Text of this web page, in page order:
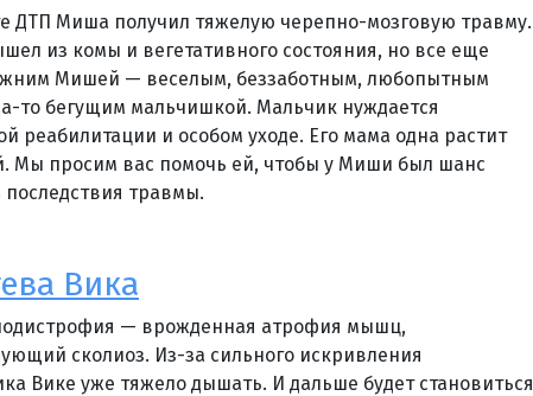
ДТП Миша получил тяжелую черепно-мозговую травму.
из комы и вегетативного состояния, но все еще
Мишей — веселым, беззаботным, любопытным
то бегущим мальчишкой. Мальчик нуждается
реабилитации и особом уходе. Его мама одна растит
Мы просим вас помочь ей, чтобы у Миши был шанс
последствия травмы.
Вика
— врожденная атрофия мышц,
сколиоз. Из-за сильного искривления
Вике уже тяжело дышать. И дальше будет становиться